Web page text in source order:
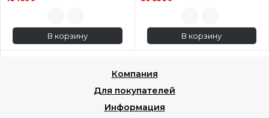
В корзину В корзину
Компания
Для покупателей
Информация